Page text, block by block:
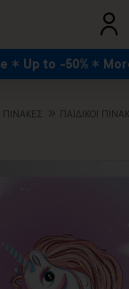
Up to -50%
ΠΙΝΑΚΕΣ
ΠΑΙΔΙΚΟΊ